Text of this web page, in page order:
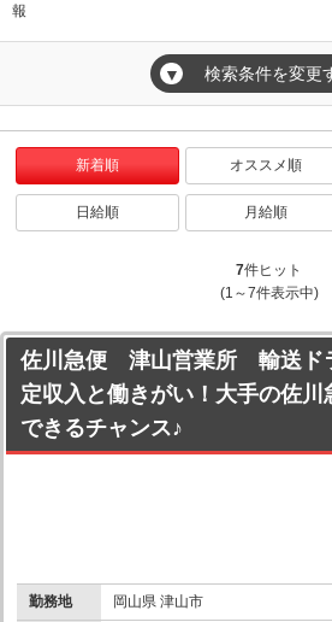
報
▼ 検索条件を変更
新着順 オススメ順
日給順 月給順
7件ヒット
(1～7件表示中)
佐川急便 津山営業所 輸送ド
定収入と働きがい！大手の佐
できるチャンス♪
勤務地 岡山県 津山市